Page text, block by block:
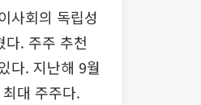
사회의 독립성
다. 주주 추천
다. 지난해 9월
대 주주다.